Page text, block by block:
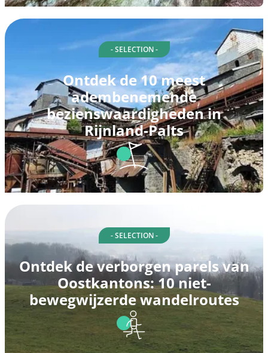
- SELECTION -
Ontdek de 10 meest
adembenemende
bezienswaardigheden in
Rijnland-Palts
- SELECTION -
Ontdek de verborgen parels van
Oostkantons: 10 niet-
bewegwijzerde wandelroutes